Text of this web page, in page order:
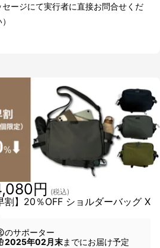
セージにて実行者に直接お問合せくだ
割】20％OFF ショルダーバッグ X
円 (税込)
のサポーター
2025年02月末までにお届け予定